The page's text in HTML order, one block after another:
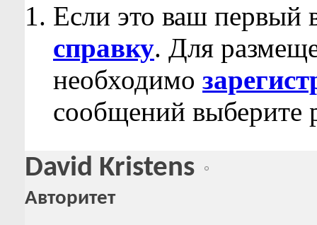
Если это ваш первый
справку. Для
необходимо
сообщений выберите
David Kristens
Авторитет